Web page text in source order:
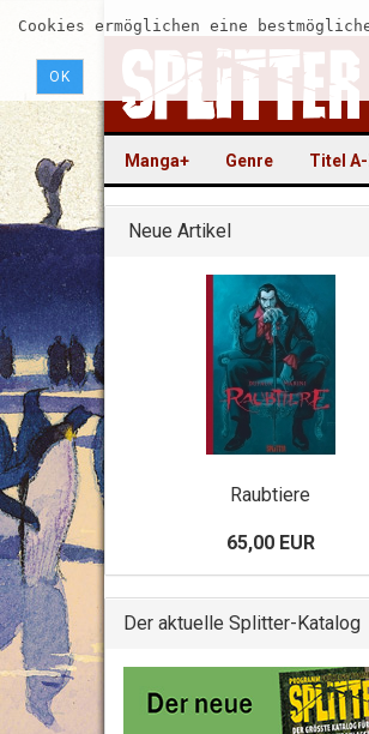
Cookies ermöglichen eine
OK
Manga+ Genre Titel
Neue Artikel
Raubtiere
65,00 EUR
Der aktuelle Splitter-Katalog